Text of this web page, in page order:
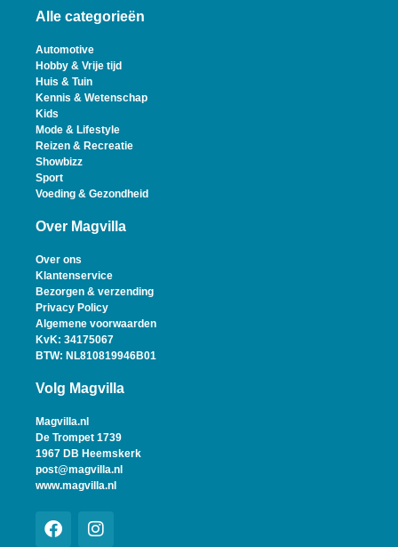
Alle categorieën
Automotive
Hobby & Vrije tijd
Huis & Tuin
Kennis & Wetenschap
Kids
Mode & Lifestyle
Reizen & Recreatie
Showbizz
Sport
Voeding & Gezondheid
Over Magvilla
Over ons
Klantenservice
Bezorgen & verzending
Privacy Policy
Algemene voorwaarden
KvK: 34175067
BTW: NL810819946B01
Volg Magvilla
Magvilla.nl
De Trompet 1739
1967 DB Heemskerk
post@magvilla.nl
www.magvilla.nl